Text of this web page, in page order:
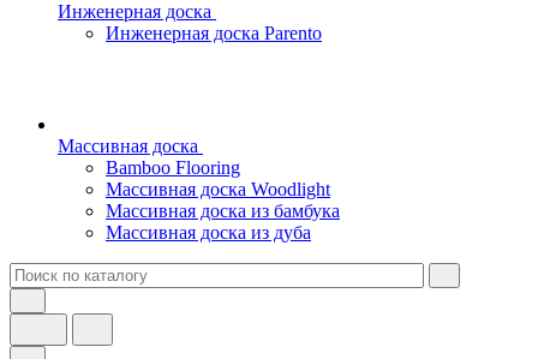
Инженерная доска
Инженерная доска Parento
Массивная доска
Bamboo Flooring
Массивная доска Woodlight
Массивная доска из бамбука
Массивная доска из дуба